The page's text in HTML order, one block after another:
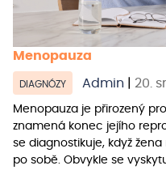
Menopauza
DIAGNÓZY Admin 20.
Menopauza je přirozený
znamená konec jejího
se diagnostikuje, když
po sobě. Obvykle se